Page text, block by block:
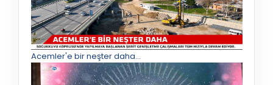
Acemler'e bir neşter daha...